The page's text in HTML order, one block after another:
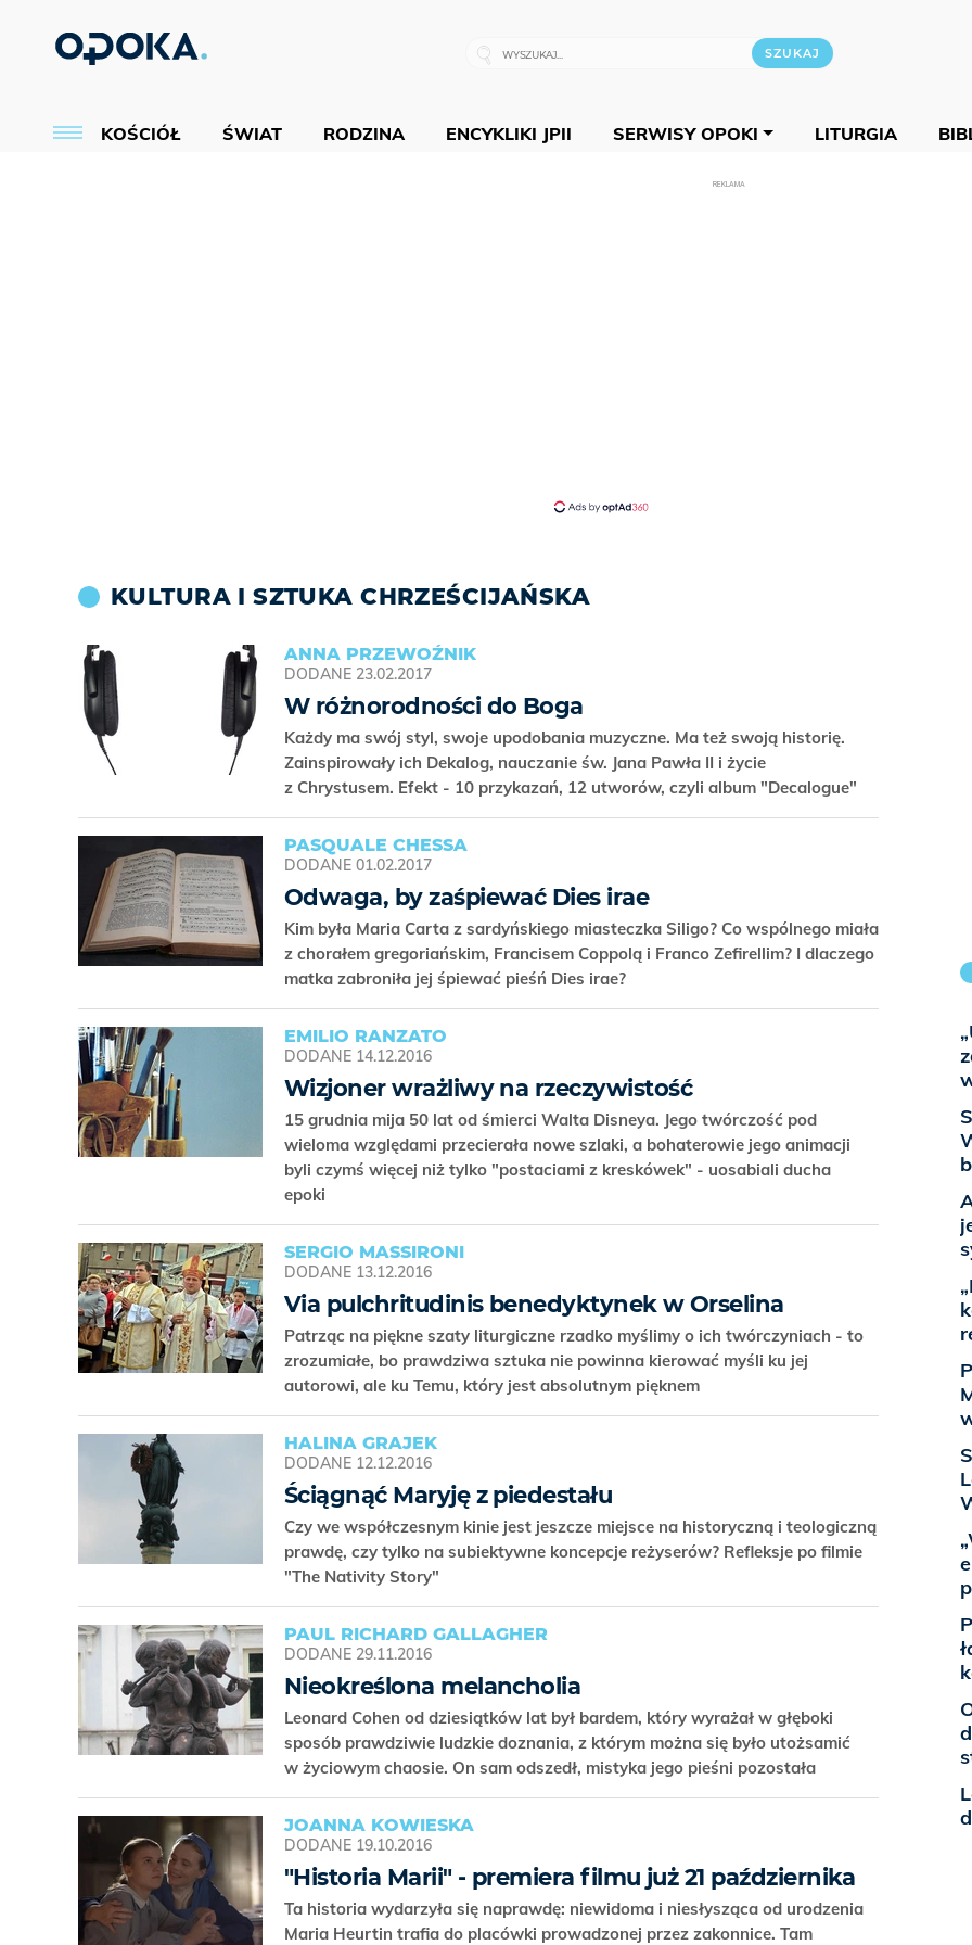
KOŚCIÓŁ ŚWIAT RODZINA ENCYKLIKI JPII SERWISY OPOKI LITURGIA
REKLAMA
KULTURA I SZTUKA CHRZEŚCIJAŃSKA
ANNA PRZEWOŹNIK
DODANE 23.02.2017
W różnorodności do Boga
Każdy ma swój styl, swoje upodobania muzyczne. Ma też swoją historię.
Zainspirowały ich Dekalog, nauczanie św. Jana Pawła II i życie
z Chrystusem. Efekt - 10 przykazań, 12 utworów, czyli album "Decalogue"
PASQUALE CHESSA
DODANE 01.02.2017
Odwaga, by zaśpiewać Dies irae
Kim była Maria Carta z sardyńskiego miasteczka Siligo? Co wspólnego miała
z chorałem gregoriańskim, Francisem Coppolą i Franco Zefirellim? I dlaczego
matka zabroniła jej śpiewać pieśń Dies irae?
EMILIO RANZATO
DODANE 14.12.2016
Wizjoner wrażliwy na rzeczywistość
15 grudnia mija 50 lat od śmierci Walta Disneya. Jego twórczość pod
wieloma względami przecierała nowe szlaki, a bohaterowie jego animacji
byli czymś więcej niż tylko "postaciami z kreskówek" - uosabiali ducha
epoki
SERGIO MASSIRONI
DODANE 13.12.2016
Via pulchritudinis benedyktynek w Orselina
Patrząc na piękne szaty liturgiczne rzadko myślimy o ich twórczyniach - to
zrozumiałe, bo prawdziwa sztuka nie powinna kierować myśli ku jej
autorowi, ale ku Temu, który jest absolutnym pięknem
HALINA GRAJEK
DODANE 12.12.2016
Ściągnąć Maryję z piedestału
Czy we współczesnym kinie jest jeszcze miejsce na historyczną i teologiczną
prawdę, czy tylko na subiektywne koncepcje reżyserów? Refleksje po filmie
"The Nativity Story"
PAUL RICHARD GALLAGHER
DODANE 29.11.2016
Nieokreślona melancholia
Leonard Cohen od dziesiątków lat był bardem, który wyrażał w głęboki
sposób prawdziwie ludzkie doznania, z którym można się było utożsamić
w życiowym chaosie. On sam odszedł, mistyka jego pieśni pozostała
JOANNA KOWIESKA
DODANE 19.10.2016
"Historia Marii" - premiera filmu już 21 października
Ta historia wydarzyła się naprawdę: niewidoma i niesłysząca od urodzenia
Maria Heurtin trafia do placówki prowadzonej przez zakonnice. Tam